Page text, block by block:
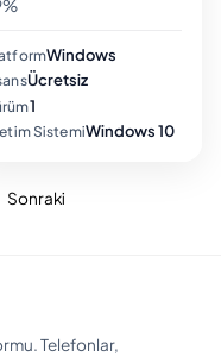
Windows
Ücretsiz
1
SistemiWindows 10
Sonraki
Telefonlar,